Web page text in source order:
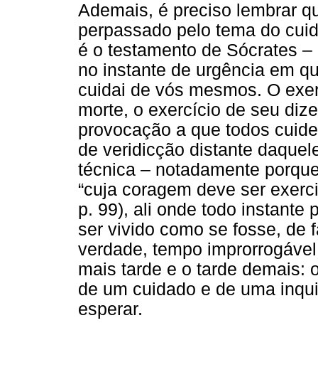
Ademais, é preciso lembrar
perpassado pelo tema do
é o testamento de Sócrates
no instante de urgência em
cuidai de vós mesmos. O
morte, o exercício de seu
provocação a que todos
de veridicção distante
técnica – notadamente
“cuja coragem deve ser
p. 99), ali onde todo instante
ser vivido como se fosse, de
verdade, tempo
mais tarde e o tarde demais:
de um cuidado e de uma
esperar.